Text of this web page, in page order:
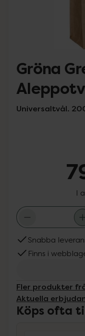
Gröna
Universaltvål.
I
Snabba
Finns i
Fler produkter
Aktuella
Köps ofta